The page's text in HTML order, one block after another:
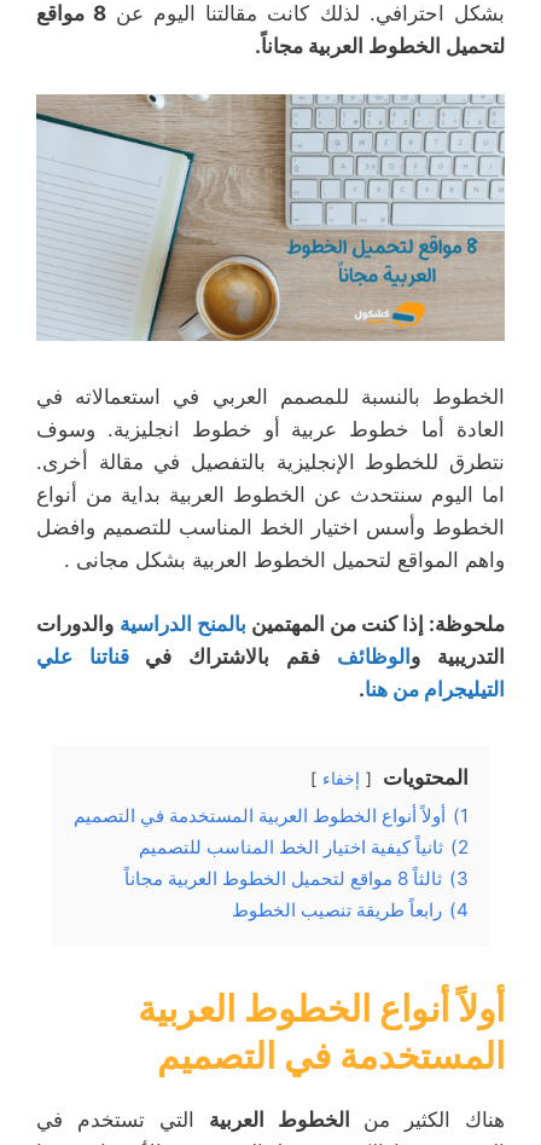
بشكل احترافي. لذلك كانت مقالتنا اليوم عن
8 مواقع
لتحميل الخطوط العربية مجاناً.
الخطوط بالنسبة للمصمم العربي في استعمالاته في
العادة أما خطوط عربية أو خطوط انجليزية. وسوف
نتطرق للخطوط الإنجليزية بالتفصيل في مقالة أخرى.
اما اليوم سنتحدث عن الخطوط العربية بداية من أنواع
الخطوط وأسس اختيار الخط المناسب للتصميم وافضل
واهم المواقع لتحميل الخطوط العربية بشكل مجانى .
ملحوظة: إذا كنت من المهتمين بالمنح الدراسية والدورات
التدريبية والوظائف فقم بالاشتراك فيقناتنا علي
التيليجرام من هنا.
المحتويات إخفاء
1)
أولاً أنواع الخطوط العربية المستخدمة في التصميم
2)
ثانياً كيفية اختيار الخط المناسب للتصميم
3)
ثالثاً 8 مواقع لتحميل الخطوط العربية مجاناً
4)
رابعاً طريقة تنصيب الخطوط
أولاً أنواع الخطوط العربية
المستخدمة في التصميم
هناك الكثير من الخطوط العربية التي تستخدم في